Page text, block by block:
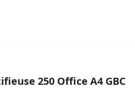
250 Office A4 GBC